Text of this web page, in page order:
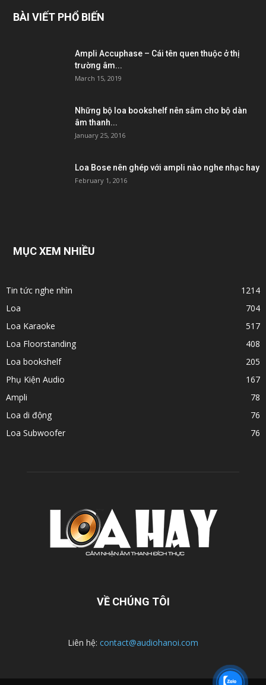
BÀI VIẾT PHỔ BIẾN
Ampli Accuphase – Cái tên quen thuộc ở thị
trường âm...
March 15, 2019
Những bộ loa bookshelf nên sắm cho bộ dàn
âm thanh...
January 25, 2016
Loa Bose nên ghép với ampli nào nghe nhạc hay
February 1, 2016
MỤC XEM NHIỀU
Tin tức nghe nhìn
1214
Loa
704
Loa Karaoke
517
Loa Floorstanding
408
Loa bookshelf
205
Phụ Kiện Audio
167
Ampli
78
Loa di động
76
Loa Subwoofer
76
VỀ CHÚNG TÔI
Liên hệ: contact@audiohanoi.com